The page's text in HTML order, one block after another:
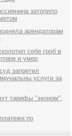
затопило
арендаторам
себе гроб в
и умер
запретил
услуги за
тарифы "эконом",
по